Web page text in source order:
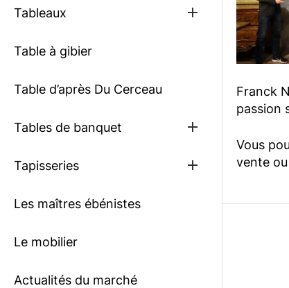
Tableaux
Show
Table à gibier
Table d’après Du Cerceau
Tables de banquet
Show
Tapisseries
Show
Les maîtres ébénistes
Le mobilier
Actualités du marché
Franck
passion
Vous
vente